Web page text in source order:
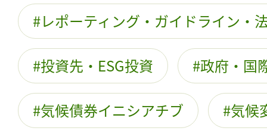
レポーティング・ガイドライン・
投資先・ESG投資 政府・国
気候債券イニシアチブ 気候